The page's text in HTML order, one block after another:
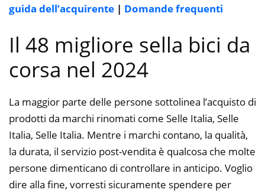
guida dell’acquirente | Domande frequenti
Il 48 migliore sella bici da
corsa nel 2024
La maggior parte delle persone sottolinea l’acquisto di
prodotti da marchi rinomati come Selle Italia, Selle
Italia, Selle Italia. Mentre i marchi contano, la qualità,
la durata, il servizio post-vendita è qualcosa che molte
persone dimenticano di controllare in anticipo. Voglio
dire alla fine, vorresti sicuramente spendere per